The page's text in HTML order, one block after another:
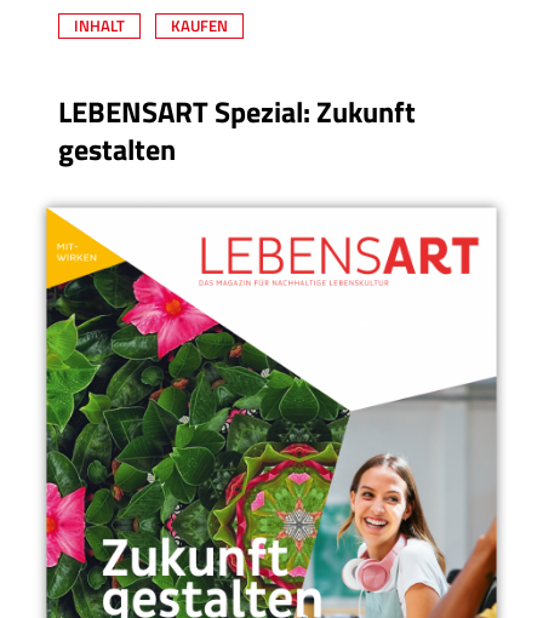
INHALT KAUFEN
LEBENSART Spezial: Zukunft
gestalten